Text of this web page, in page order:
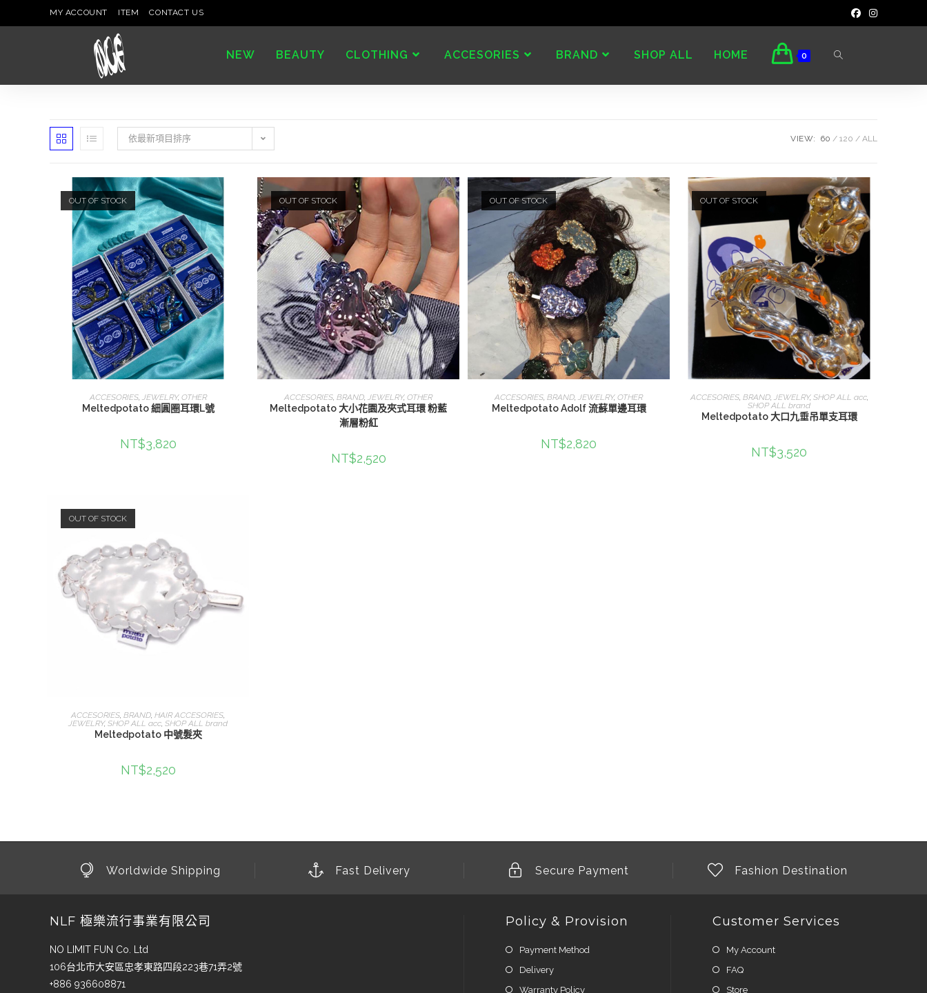
MY ACCOUNT ITEM CONTACT US
NEW BEAUTY CLOTHING ACCESORIES BRAND SHOP ALL HOME 0
依最新項目排序 VIEW: 60 120 ALL
OUT OF STOCK
查看內容
ACCESORIES, JEWELRY, OTHER
Meltedpotato 細圓圈耳環L號
NT$3,820
OUT OF STOCK
查看內容
ACCESORIES BRAND JEWELRY, OTHER
Meltedpotato 大小花園及夾式耳環 粉藍
漸層粉紅
NT$2,520
OUT OF STOCK
查看內容
ACCESORIES BRAND JEWELRY, OTHER
Meltedpotato Adolf 流蘇單邊耳環
NT$2,820
OUT OF STOCK
查看內容
ACCESORIES, BRAND, JEWELRY, SHOP ALL acc,
SHOP ALL brand
Meltedpotato 大口九垂吊單支耳環
NT$3,520
OUT OF STOCK
查看內容
ACCESORIES BRAND HAIR ACCESORIES
JEWELRY, SHOP ALL acc SHOP ALL brand
Meltedpotato 中號髮夾
NT$2,520
Worldwide Shipping Fast Delivery Secure Payment Fashion Destination
NLF 極樂流行事業有限公司
NO LIMIT FUN Co. Ltd
106台北市大安區忠孝東路四段223巷71弄2號
+886 936608871
Policy & Provision
Payment Method
Delivery
Warranty Policy
Customer Services
My Account
FAQ
Store